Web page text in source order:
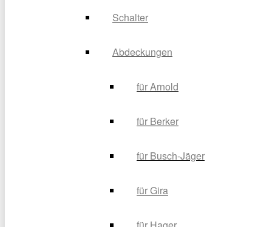
Schalter
Abdeckungen
für Arnold
für Berker
für Busch-Jäger
für Gira